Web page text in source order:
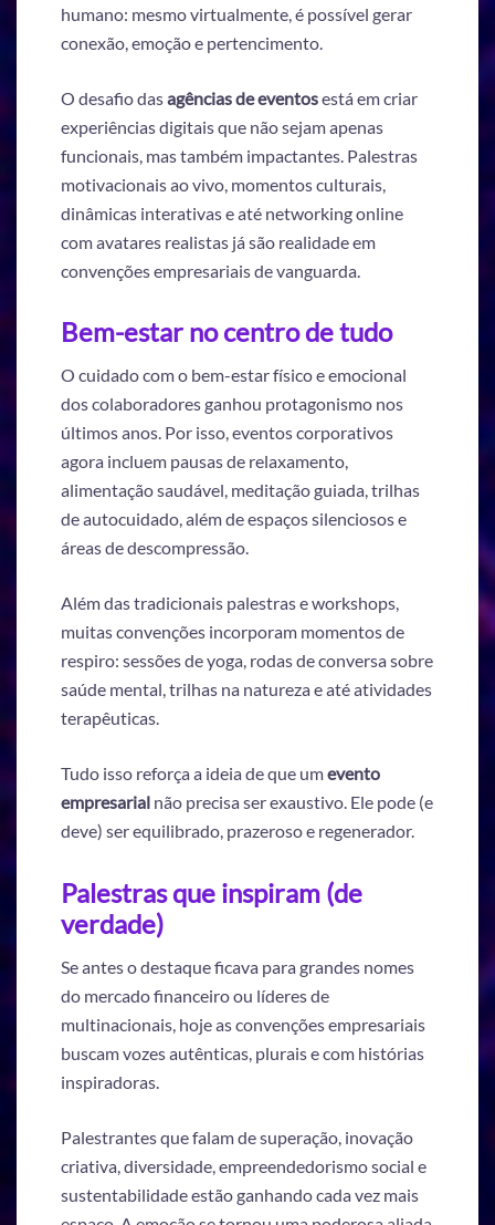
humano: mesmo virtualmente, é possível gerar
conexão, emoção e pertencimento.
O desafio dasagências de eventosestá em criar
experiências digitais que não sejam apenas
funcionais, mas também impactantes. Palestras
motivacionais ao vivo, momentos culturais,
dinâmicas interativas e até networking online
com avatares realistas já são realidade em
convenções empresariais de vanguarda.
Bem-estar no centro de tudo
O cuidado com o bem-estar físico e emocional
dos colaboradores ganhou protagonismo nos
últimos anos. Por isso, eventos corporativos
agora incluem pausas de relaxamento,
alimentação saudável, meditação guiada, trilhas
de autocuidado, além de espaços silenciosos e
áreas de descompressão.
Além das tradicionais palestras e workshops,
muitas convenções incorporam momentos de
respiro: sessões de yoga, rodas de conversa sobre
saúde mental, trilhas na natureza e até atividades
terapêuticas.
Tudo isso reforça a ideia de que umevento
empresarial não precisa ser exaustivo. Ele pode (e
deve) ser equilibrado, prazeroso e regenerador.
Palestras que inspiram (de
verdade)
Se antes o destaque ficava para grandes nomes
do mercado financeiro ou líderes de
multinacionais, hoje as convenções empresariais
buscam vozes autênticas, plurais e com histórias
inspiradoras.
Palestrantes que falam de superação, inovação
criativa, diversidade, empreendedorismo social e
sustentabilidade estão ganhando cada vez mais